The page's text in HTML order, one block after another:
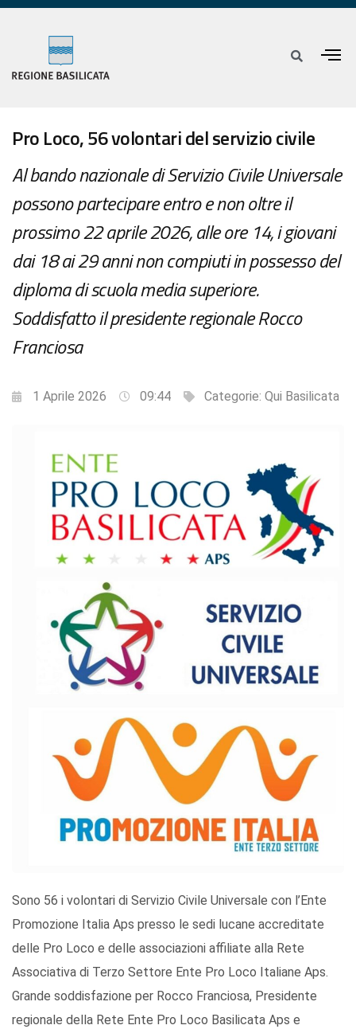
Pro Loco, 56 volontari del servizio civile
Al bando nazionale di Servizio Civile Universale
possono partecipare entro e non oltre il
prossimo 22 aprile 2026, alle ore 14, i giovani
dai 18 ai 29 anni non compiuti in possesso del
diploma di scuola media superiore.
Soddisfatto il presidente regionale Rocco
Franciosa
1 Aprile 2026 09:44 Categorie: Qui Basilicata
Sono 56 i volontari di Servizio Civile Universale con l’Ente
Promozione Italia Aps presso le sedi lucane accreditate
delle Pro Loco e delle associazioni affiliate alla Rete
Associativa di Terzo Settore Ente Pro Loco Italiane Aps.
Grande soddisfazione per Rocco Franciosa, Presidente
regionale della Rete Ente Pro Loco Basilicata Aps e